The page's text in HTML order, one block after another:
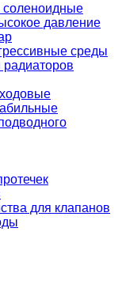
соленоидные
давление
среды
для клапанов